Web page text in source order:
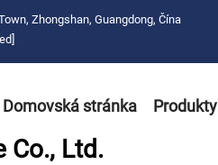
Zhongshan, Guangdong, Čína
Co., Ltd.
Domovská stránka Produkty